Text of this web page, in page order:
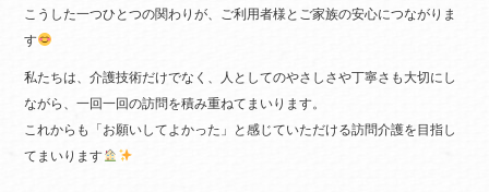
こうした一つひとつの関わりが、ご利用者様とご家族の安心につながりま
す
私たちは、介護技術だけでなく、人としてのやさしさや丁寧さも大切にし
ながら、一回一回の訪問を積み重ねてまいります。
これからも「お願いしてよかった」と感じていただける訪問介護を目指し
てまいります